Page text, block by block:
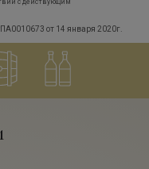
с действующим
от 14 января 2020г.